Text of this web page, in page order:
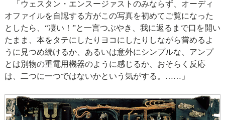
「ウェスタン・エンスージァストのみならず、オーディ
オファイルを自認する方がこの写真を初めてご覧になった
としたら、“凄い！”と一言つぶやき、我に返るまで口を開い
たまま、本をタテにしたりヨコにしたりしながら嘗めるよ
うに見つめ続けるか、あるいは意外にシンプルな、アンプ
とは別物の重電用機器のように感じるか、おそらく反応
は、二つに一つではないかという気がする。……」